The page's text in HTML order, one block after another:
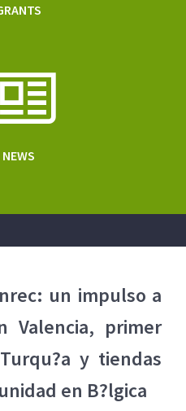
NEWS
un impulso a
Valencia, primer
y tiendas
en B?lgica